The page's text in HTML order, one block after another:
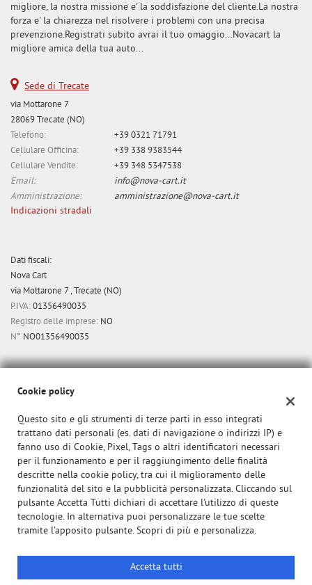
migliore, la nostra missione e' la soddisfazione del cliente.La nostra
forza e' la chiarezza nel risolvere i problemi con una precisa
prevenzione.Registrati subito avrai il tuo omaggio...Novacart la
migliore amica della tua auto...
Sede di Trecate
via Mottarone 7
28069 Trecate (NO)
Telefono:
+39 0321 71791
Cellulare Officina:
+39 338 9383544
Cellulare Vendite:
+39 348 5347538
Email:
info@nova-cart.it
Amministrazione:
amministrazione@nova-cart.it
Indicazioni stradali
Dati fiscali:
Nova Cart
via Mottarone 7 , Trecate (NO)
P.IVA:01356490035
Registro delle imprese: NO
N° NO01356490035
Cookie policy
Questo sito e gli strumenti di terze parti in esso integrati
trattano dati personali (es. dati di navigazione o indirizzi IP) e
fanno uso di Cookie, Pixel, Tags o altri identificatori necessari
per il funzionamento e per il raggiungimento delle finalità
descritte nella cookie policy, tra cui il miglioramento delle
funzionalità del sito e la pubblicità personalizzata. Cliccando sul
pulsante Accetta Tutti dichiari di accettare l'utilizzo di queste
tecnologie. In alternativa puoi personalizzare le tue scelte
tramite l'apposito pulsante. Scopri di più e personalizza.
Accetta tutti